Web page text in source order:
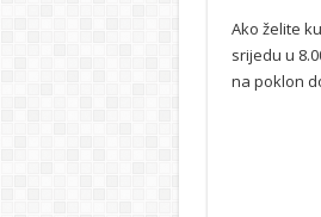
Ako želite
srijedu u
na poklon